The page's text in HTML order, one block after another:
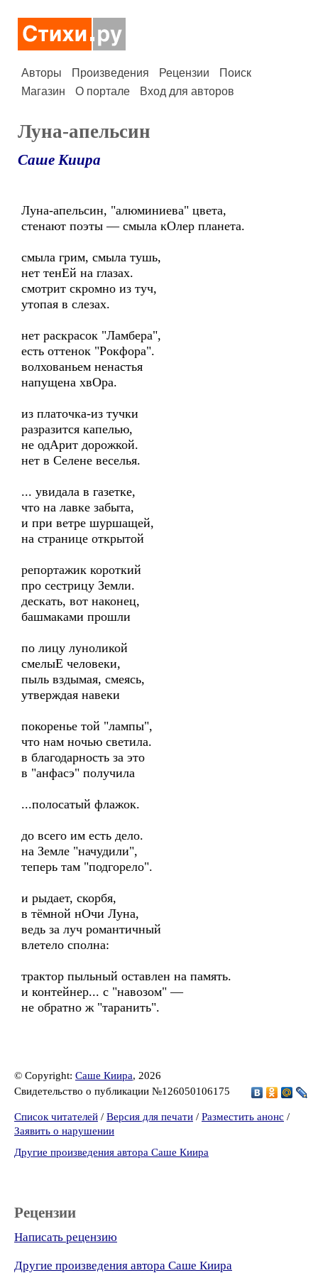
Авторы Произведения Рецензии
Поиск
Магазин
О портале Вход для авторов
Луна-апельсин
Саше Киира
Луна-апельсин, "алюминиева" цвета,
стенают поэты — смыла кОлер планета.
смыла грим, смыла тушь,
нет тенЕй на глазах.
смотрит скромно из туч,
утопая в слезах.
нет раскрасок "Ламбера",
есть оттенок "Рокфора".
волхованьем ненастья
напущена хвОра.
из платочка-из тучки
разразится капелью,
не одАрит дорожкой.
нет в Селене веселья.
... увидала в газетке,
что на лавке забыта,
и при ветре шуршащей,
на странице открытой
репортажик короткий
про сестрицу Земли.
дескать, вот наконец,
башмаками прошли
по лицу луноликой
смелыЕ человеки,
пыль вздымая, смеясь,
утверждая навеки
покоренье той "лампы",
что нам ночью светила.
в благодарность за это
в "анфасэ" получила
...полосатый флажок.
до всего им есть дело.
на Земле "начудили",
теперь там "подгорело".
и рыдает, скорбя,
в тёмной нОчи Луна,
ведь за луч романтичный
влетело сполна:
трактор пыльный оставлен на память.
и контейнер... с "навозом" —
не обратно ж "таранить".
© Copyright: Саше Киира, 2026
Свидетельство о публикации №126050106175
Список читателей / Версия для печати / Разместить анонс /
Заявить о нарушении
Другие произведения автора Саше Киира
Рецензии
Написать рецензию
Другие произведения автора Саше Киира